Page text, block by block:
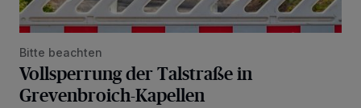
Bitte beachten
Vollsperrung der Talstraße in
Grevenbroich-Kapellen